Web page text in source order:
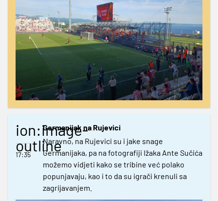
ion:image-
outline
17:35
Germanijak na Rujevici
Naravno, na Rujevici su i jake snage
Germanijaka, pa na fotografiji Ižaka Ante Sučića
možemo vidjeti kako se tribine već polako
popunjavaju, kao i to da su igrači krenuli sa
zagrijavanjem.